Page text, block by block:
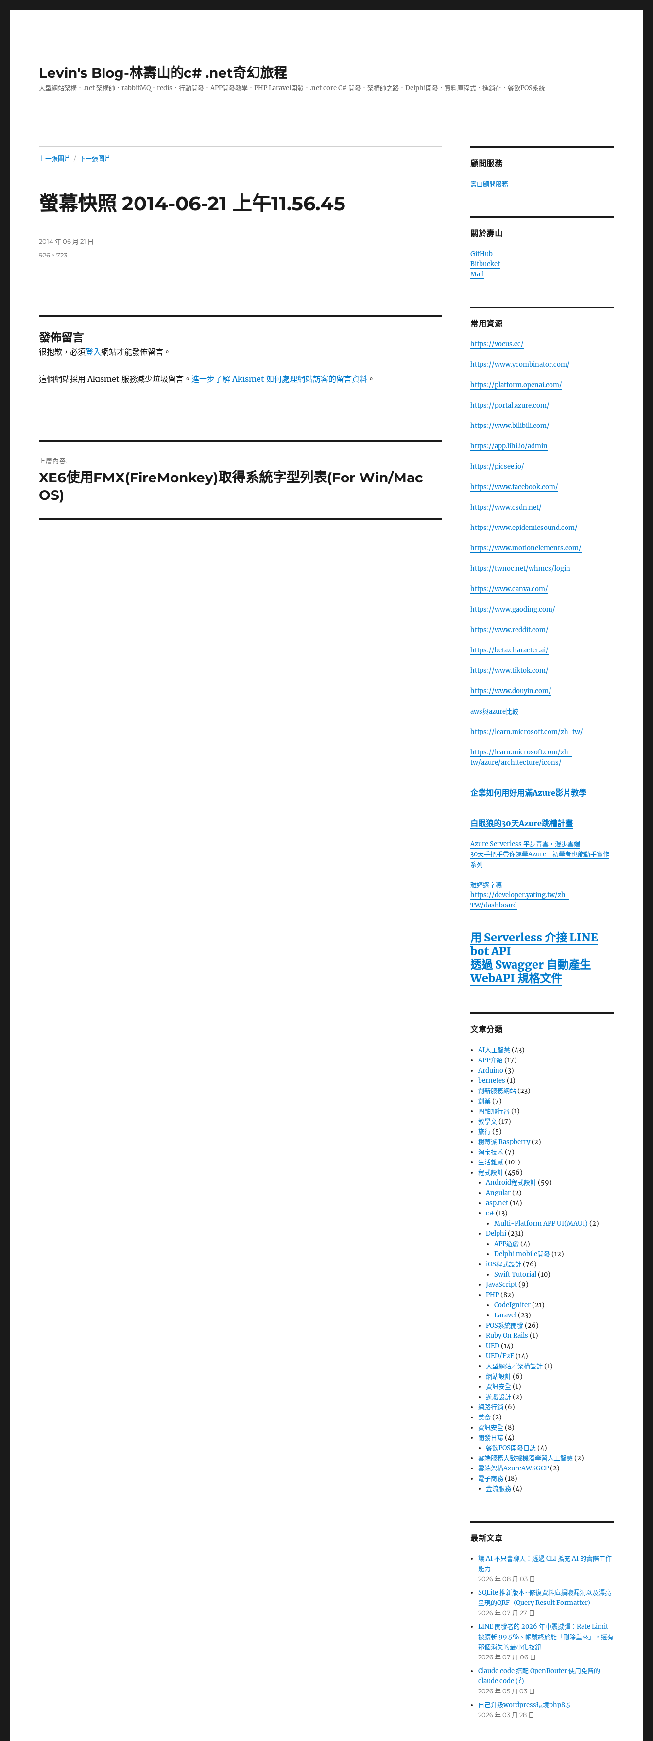
Levin's Blog-林壽山的c# .net奇幻旅程
大型網站架構．.net 架構師．rabbitMQ．redis．行動開發．APP開發教學．PHP Laravel開發．.net core C# 開發．架構師之路．Delphi開發．資料庫程式．進銷存．餐飲POS系統
上一張圖片 下一張圖片
螢幕快照 2014-06-21 上午11.56.45
發
2014 年 06 月 21 日
完
926 × 723
發佈留言
很抱歉，必須登入網站才能發佈留言。
這個網站採用 Akismet 服務減少垃圾留言。進一步了解 Akismet 如何處理網站訪客的留言資料 。
章
導
上層內容:
XE6使用FMX(FireMonkey)取得系統字型列表(For Win/Mac
OS)
顧問服務
壽山顧問服務
關於壽山
GitHub
Bitbucket
Mail
常用資源
https://vocus.cc/
https://www.ycombinator.com/
https://platform.openai.com/
https://portal.azure.com/
https://www.bilibili.com/
https://app.lihi.io/admin
https://picsee.io/
https://www.facebook.com/
https://www.csdn.net/
https://www.epidemicsound.com/
https://www.motionelements.com/
https://twnoc.net/whmcs/login
https://www.canva.com/
https://www.gaoding.com/
https://www.reddit.com/
https://beta.character.ai/
https://www.tiktok.com/
https://www.douyin.com/
aws與azure比較
https://learn.microsoft.com/zh-tw/
https://learn.microsoft.com/zh-
tw/azure/architecture/icons/
企業如何用好用滿Azure影片教學
白眼狼的30天Azure跳槽計畫
Azure Serverless 平步青雲，漫步雲端
30天手把手帶你趣學Azure－初學者也能動手實作
系列
雅婷逐字稿
https://developer.yating.tw/zh-
TW/dashboard
用 Serverless 介接 LINE
bot API
透過 Swagger 自動產生
WebAPI 規格文件
文章分類
AI人工智慧 (43)
APP介紹 (17)
Arduino (3)
bernetes (1)
創新服務網站 (23)
創業 (7)
四軸飛行器 (1)
教學文 (17)
旅行 (5)
樹莓派 Raspberry(2)
淘宝技术 (7)
生活雜感 (101)
程式設計 (456)
Android程式設計 (59)
Angular (2)
asp.net (14)
c# (13)
Multi-Platform APP UI(MAUI) (2)
Delphi (231)
APP遊戲(4)
Delphi mobile開發(12)
iOS程式設計 (76)
Swift Tutorial(10)
JavaScript (9)
PHP (82)
CodeIgniter(21)
Laravel(23)
POS系統開發 (26)
Ruby On Rails (1)
UED (14)
UED/F2E (14)
大型網站／架構設計 (1)
網站設計 (6)
資訊安全 (1)
遊戲設計 (2)
網路行銷 (6)
美食 (2)
資訊安全 (8)
開發日誌 (4)
餐飲POS開發日誌 (4)
雲端服務大數據機器學習人工智慧 (2)
雲端架構AzureAWSGCP (2)
電子商務 (18)
金流服務 (4)
最新文章
讓 AI 不只會聊天：透過 CLI 擴充 AI 的實際工作
能力
2026 年 08 月 03 日
SQLite 推新版本~修復資料庫損壞漏洞以及漂亮
呈現的QRF（Query Result Formatter）
2026 年 07 月 27 日
LINE 開發者的 2026 年中震撼彈：Rate Limit
被腰斬 99.5%、帳號終於能「刪除重來」，還有
那個消失的最小化按鈕
2026 年 07 月 06 日
Claude code 搭配 OpenRouter 使用免費的
claude code (?)
2026 年 05 月 03 日
自己升級wordpress環境php8.5
2026 年 03 月 28 日